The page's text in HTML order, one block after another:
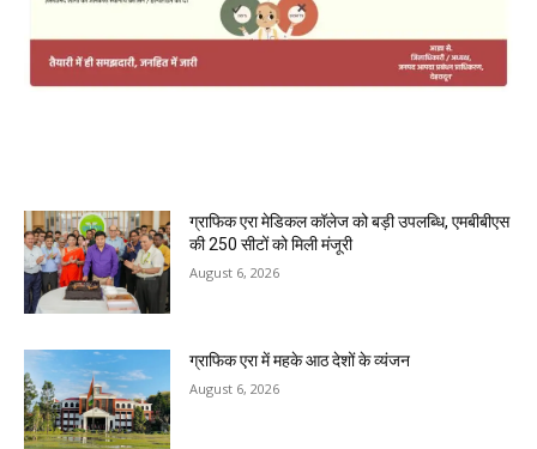
ग्राफिक एरा मेडिकल कॉलेज को बड़ी उपलब्धि, एमबीबीएस
की 250 सीटों को मिली मंजूरी
August 6, 2026
ग्राफिक एरा में महके आठ देशों के व्यंजन
August 6, 2026